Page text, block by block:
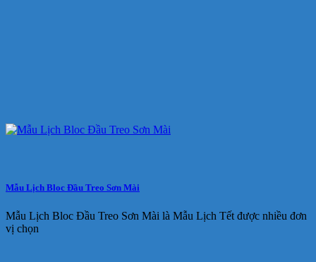
Mẫu Lịch Bloc Đầu Treo Sơn Mài
Mẫu Lịch Bloc Đầu Treo Sơn Mài là Mẫu Lịch Tết được nhiều đơn
vị chọn